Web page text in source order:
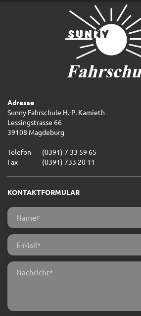
Adresse
Sunny Fahrschule H.-P. Kamieth
Lessingstrasse 66
39108 Magdeburg
Telefon
(0391) 7 33 59 65
Fax
(0391) 733 20 11
KONTAKTFORMULAR